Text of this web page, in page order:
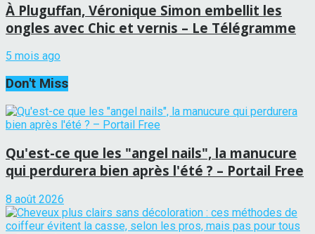
À Pluguffan, Véronique Simon embellit les
ongles avec Chic et vernis – Le Télégramme
5 mois ago
Don't Miss
Qu'est-ce que les "angel nails", la manucure
qui perdurera bien après l'été ? – Portail Free
8 août 2026